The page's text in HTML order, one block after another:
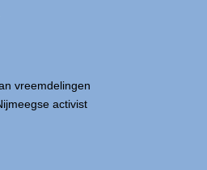
vreemdelingen
activist